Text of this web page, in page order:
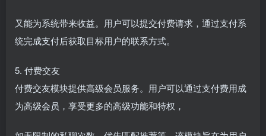
又能为系统带来收益。用户可以提交付费请求，通过支付系
统完成支付后获取目标用户的联系方式。
5. 付费交友
付费交友模块提供高级会员服务。用户可以通过支付费用成
为高级会员，享受更多的高级功能和特权，